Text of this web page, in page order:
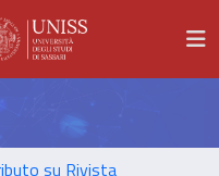
su Rivista